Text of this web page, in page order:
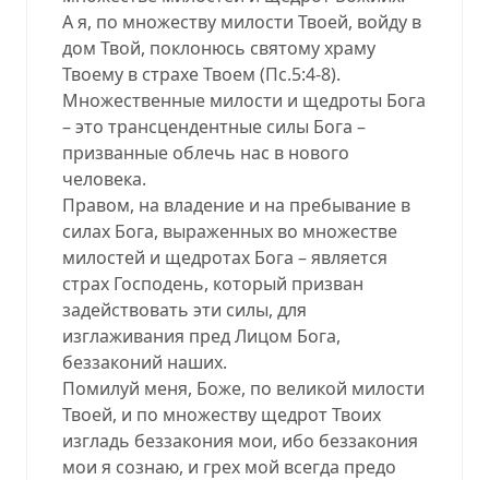
А я, по множеству милости Твоей, войду в
дом Твой, поклонюсь святому храму
Твоему в страхе Твоем (Пс.5:4-8).
Множественные милости и щедроты Бога
– это трансцендентные силы Бога –
призванные облечь нас в нового
человека.
Правом, на владение и на пребывание в
силах Бога, выраженных во множестве
милостей и щедротах Бога – является
страх Господень, который призван
задействовать эти силы, для
изглаживания пред Лицом Бога,
беззаконий наших.
Помилуй меня, Боже, по великой милости
Твоей, и по множеству щедрот Твоих
изгладь беззакония мои, ибо беззакония
мои я сознаю, и грех мой всегда предо